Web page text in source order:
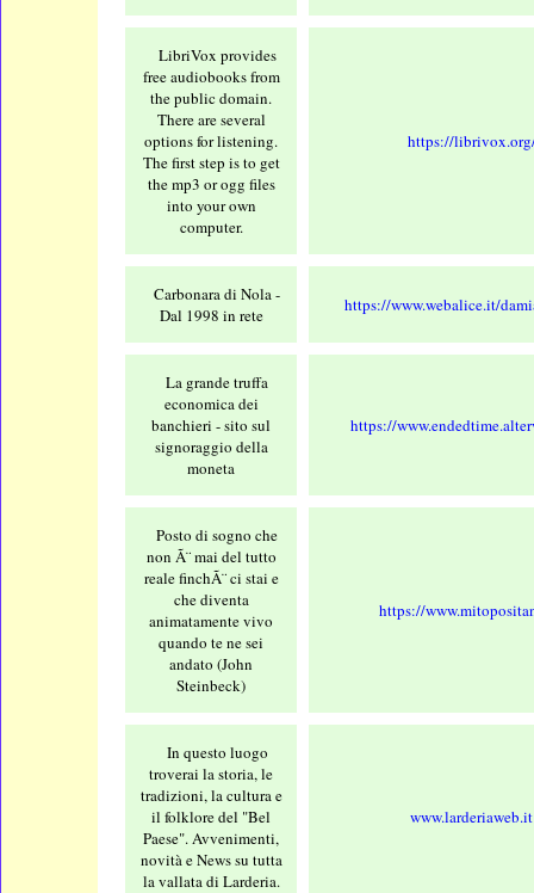
LibriVox provides
free audiobooks from
the public domain.
There are several
options for listening.
The first step is to get
the mp3 or ogg files
into your own
computer.
https://
Carbonara di Nola -
Dal 1998 in rete
https://www.webalice.it/
La grande truffa
economica dei
banchieri - sito sul
signoraggio della
moneta
https://
Posto di sogno che
non Ã¨ mai del tutto
reale finchÃ¨ ci stai e
che diventa
animatamente vivo
quando te ne sei
andato (John
Steinbeck)
https://
In questo luogo
troverai la storia, le
tradizioni, la cultura e
il folklore del "Bel
Paese". Avvenimenti,
novità e News su tutta
la vallata di Larderia.
www.larderiaweb.it